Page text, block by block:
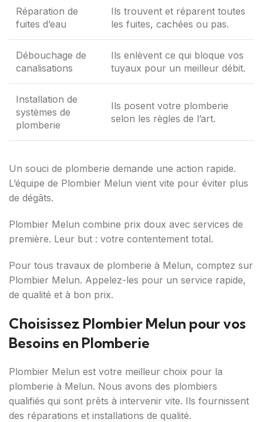
Réparation de
fuites d’eau
Ils trouvent et réparent toutes
les fuites, cachées ou pas.
Débouchage de
canalisations
Ils enlèvent ce qui bloque vos
tuyaux pour un meilleur débit.
Installation de
systèmes de
plomberie
Ils posent votre plomberie
selon les règles de l’art.
Un souci de plomberie demande une action rapide.
L’équipe de Plombier Melun vient vite pour éviter plus
de dégâts.
Plombier Melun combine prix doux avec services de
première. Leur but : votre contentement total.
Pour tous travaux de plomberie à Melun, comptez sur
Plombier Melun. Appelez-les pour un service rapide,
de qualité et à bon prix.
Choisissez Plombier Melun pour vos
Besoins en Plomberie
Plombier Melun est votre meilleur choix pour la
plomberie à Melun. Nous avons des plombiers
qualifiés qui sont prêts à intervenir vite. Ils fournissent
des réparations et installations de qualité.